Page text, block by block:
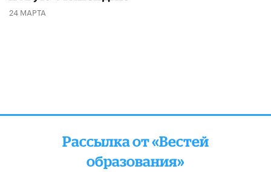
24 МАРТА
Рассылка от «Вестей
образования»